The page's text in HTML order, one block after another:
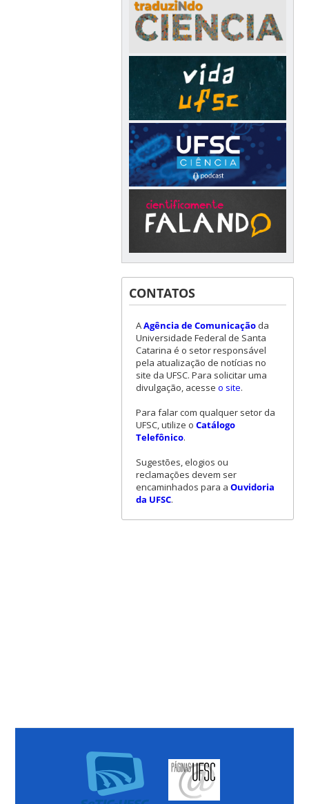
CONTATOS
AAgência de Comunicaçãoda
Universidade Federal de Santa
Catarina é o setor responsável
pela atualização de notícias no
site da UFSC. Para solicitar uma
divulgação, acesse o site.
Para falar com qualquer setor da
UFSC, utilize o Catálogo
Telefônico.
Sugestões, elogios ou
reclamações devem ser
encaminhados para a Ouvidoria
da UFSC.